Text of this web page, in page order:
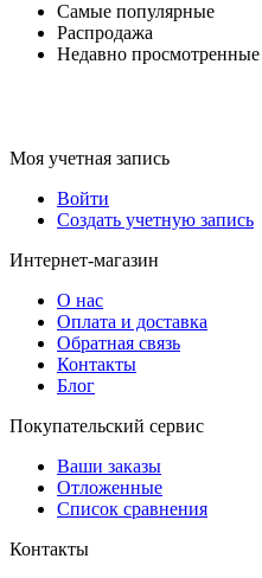
Самые популярные
Распродажа
Недавно просмотренные
Моя учетная запись
Войти
Создать учетную запись
Интернет-магазин
О нас
Оплата и доставка
Обратная связь
Контакты
Блог
Покупательский сервис
Ваши заказы
Отложенные
Список сравнения
Контакты